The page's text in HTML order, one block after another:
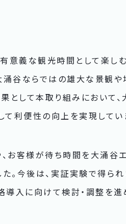
有意義な観光時間として楽し
涌谷ならではの雄大な景観
として本取り組みにおいて、
利便性の向上を実現してい
お客様が待ち時間を大涌谷
。今後は、実証実験で得ら
導入に向けて検討・調整を進